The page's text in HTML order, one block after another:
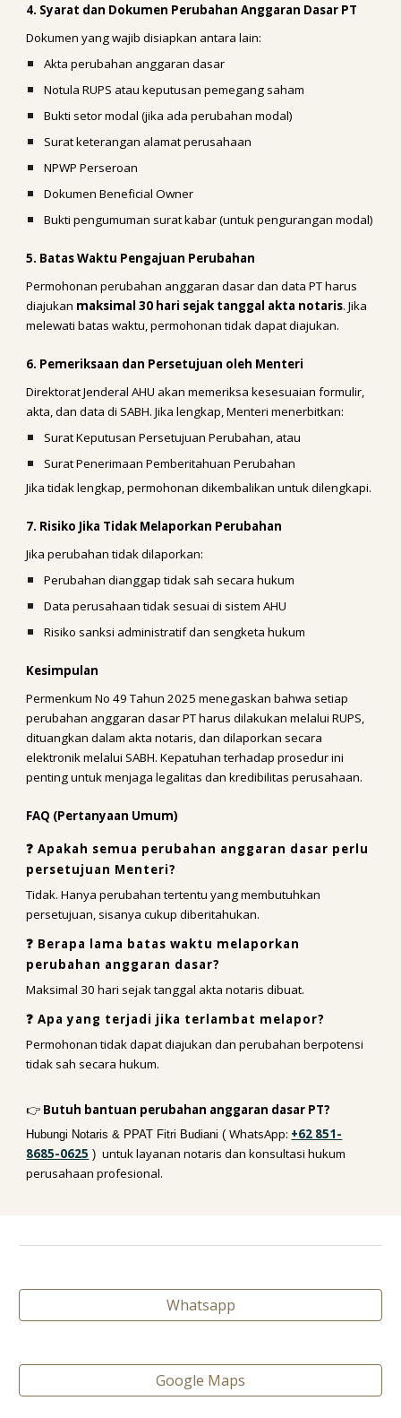
4. Syarat dan Dokumen Perubahan Anggaran Dasar PT
Dokumen yang wajib disiapkan antara lain:
Akta perubahan anggaran dasar
Notula RUPS atau keputusan pemegang saham
Bukti setor modal (jika ada perubahan modal)
Surat keterangan alamat perusahaan
NPWP Perseroan
Dokumen Beneficial Owner
Bukti pengumuman surat kabar (untuk pengurangan modal)
5. Batas Waktu Pengajuan Perubahan
Permohonan perubahan anggaran dasar dan data PT harus
diajukan maksimal 30 hari sejak tanggal akta notaris. Jika
melewati batas waktu, permohonan tidak dapat diajukan.
6. Pemeriksaan dan Persetujuan oleh Menteri
Direktorat Jenderal AHU akan memeriksa kesesuaian formulir,
akta, dan data di SABH. Jika lengkap, Menteri menerbitkan:
Surat Keputusan Persetujuan Perubahan, atau
Surat Penerimaan Pemberitahuan Perubahan
Jika tidak lengkap, permohonan dikembalikan untuk dilengkapi.
7. Risiko Jika Tidak Melaporkan Perubahan
Jika perubahan tidak dilaporkan:
Perubahan dianggap tidak sah secara hukum
Data perusahaan tidak sesuai di sistem AHU
Risiko sanksi administratif dan sengketa hukum
Kesimpulan
Permenkum No 49 Tahun 2025 menegaskan bahwa setiap
perubahan anggaran dasar PT harus dilakukan melalui RUPS,
dituangkan dalam akta notaris, dan dilaporkan secara
elektronik melalui SABH. Kepatuhan terhadap prosedur ini
penting untuk menjaga legalitas dan kredibilitas perusahaan.
FAQ (Pertanyaan Umum)
❓ Apakah semua perubahan anggaran dasar perlu
persetujuan Menteri?
Tidak. Hanya perubahan tertentu yang membutuhkan
persetujuan, sisanya cukup diberitahukan.
❓ Berapa lama batas waktu melaporkan
perubahan anggaran dasar?
Maksimal 30 hari sejak tanggal akta notaris dibuat.
❓ Apa yang terjadi jika terlambat melapor?
Permohonan tidak dapat diajukan dan perubahan berpotensi
tidak sah secara hukum.
👉 Butuh bantuan perubahan anggaran dasar PT?
Hubungi Notaris & PPAT Fitri Budiani (WhatsApp: +62 851-
8685-0625 ) untuk layanan notaris dan konsultasi hukum
perusahaan profesional.
Whatsapp
Google Maps